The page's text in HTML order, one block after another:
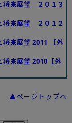
将来展望 ２０１３
将来展望 ２０１２
将来展望 2011 【外
将来展望 2010【外
▲ページトップへ